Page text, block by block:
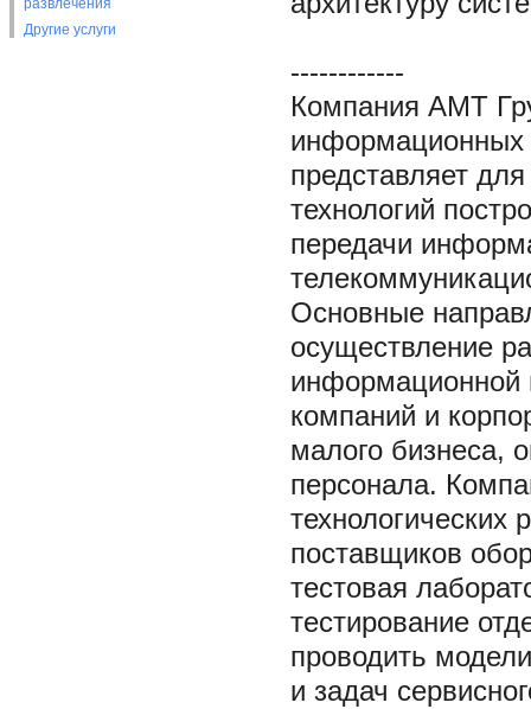
развлечения
Другие услуги
------------
Компания АМТ
информационных
представляет
технологий
передачи
Основные
осуществление
информационной
компаний и
малого бизнеса,
персонала.
поставщиков
тестовая
тестирование
проводить
и задач